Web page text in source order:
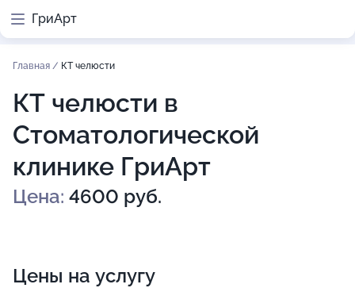
ГриАрт
Главная / КТ челюсти
КТ челюсти в
Стоматологической
клинике ГриАрт
Цена: 4600 руб.
Цены на услугу